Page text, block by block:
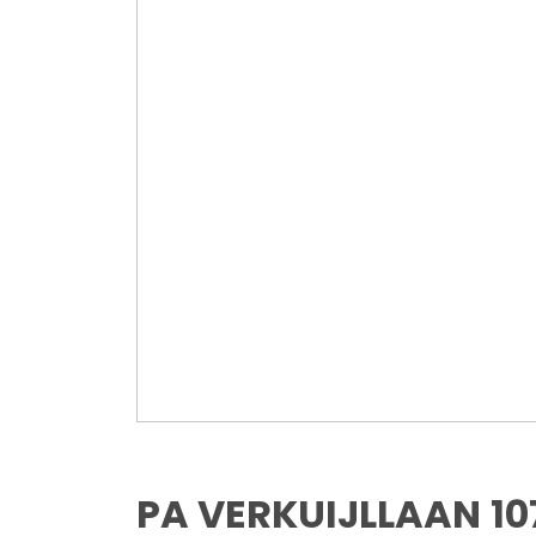
PA VERKUIJLLAAN